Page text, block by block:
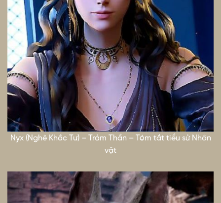
Nyx (Nghê Khắc Tư) – Trảm Thần – Tóm tắt tiểu sử Nhân
vật